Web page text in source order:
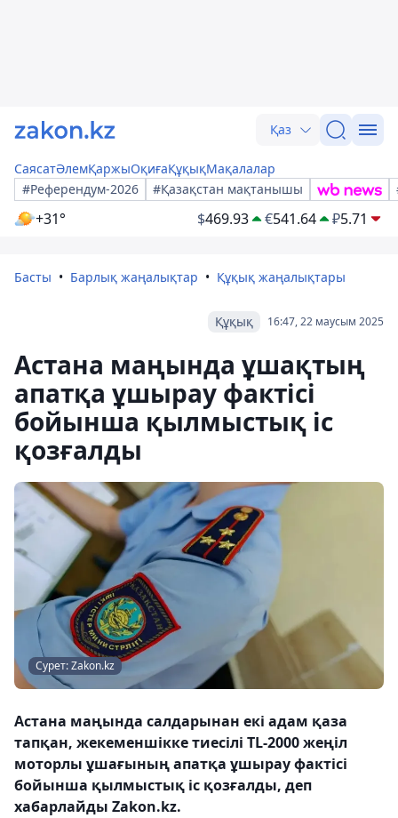
Қаз
СаясатӘлемҚаржыОқиғаҚұқықМақалалар
#Референдум-2026
#Қазақстан мақтанышы
+31° $469.93 €541.64 ₽5.71
Басты Барлық жаңалықтар Құқық жаңалықтары
16:47, 22 маусым 2025
Құқық
Астана маңында ұшақтың
апатқа ұшырау фактісі
бойынша қылмыстық іс
қозғалды
Сурет: Zakon.kz
Астана маңында салдарынан екі адам қаза
тапқан, жекеменшікке тиесілі TL-2000 жеңіл
моторлы ұшағының апатқа ұшырау фактісі
бойынша қылмыстық іс қозғалды, деп
хабарлайды Zakon.kz.